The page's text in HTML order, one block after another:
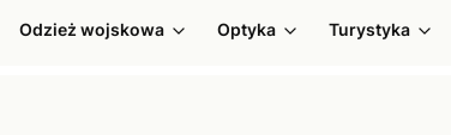
Odzież wojskowa Optyka Turystyka